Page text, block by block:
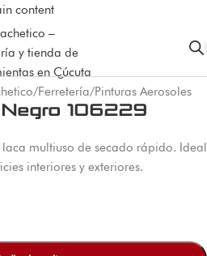
content
/Ferretería/Pinturas Aerosoles
106229
multiuso de secado rápido. Ideal
interiores y exteriores.